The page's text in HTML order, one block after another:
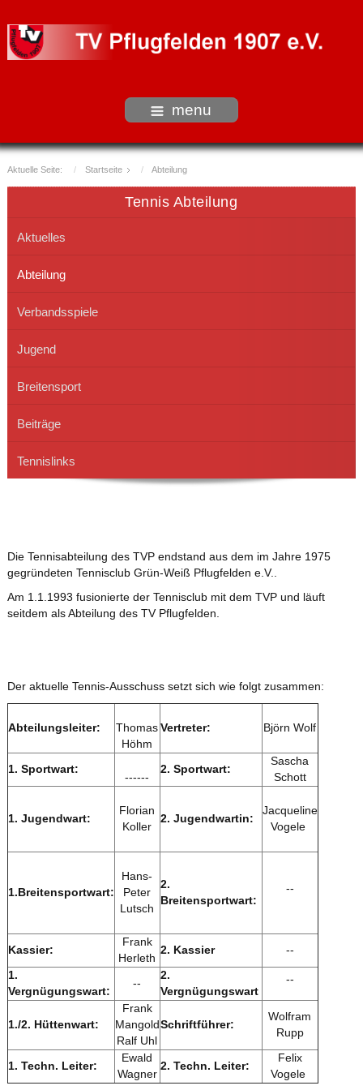
menu
Aktuelle Seite: Startseite Abteilung
Tennis Abteilung
Aktuelles
Abteilung
Verbandsspiele
Jugend
Breitensport
Beiträge
Tennislinks
Die Tennisabteilung des TVP endstand aus dem im Jahre 1975
gegründeten Tennisclub Grün-Weiß Pflugfelden e.V..
Am 1.1.1993 fusionierte der Tennisclub mit dem TVP und läuft
seitdem als Abteilung des TV Pflugfelden.
Der aktuelle Tennis-Ausschuss setzt sich wie folgt zusammen:
Abteilungsleiter:
Thomas
Höhm
Vertreter: Björn Wolf
1. Sportwart:
------
2. Sportwart:
Sascha
Schott
1. Jugendwart:
Florian
Koller
2. Jugendwartin:
Jacqueline
Vogele
1.Breitensportwart:
Hans-
Peter
Lutsch
2.
Breitensportwart:
--
Kassier:
Frank
Herleth
2. Kassier --
1.
Vergnügungswart:
--
2.
Vergnügungswart
--
1./2. Hüttenwart:
Frank
Mangold
Ralf Uhl
Schriftführer:
Wolfram
Rupp
1. Techn. Leiter:
Ewald
Wagner
2. Techn. Leiter:
Felix
Vogele